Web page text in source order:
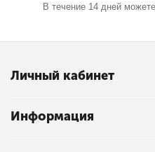
В течение 14 дней
Личный кабинет
Информация